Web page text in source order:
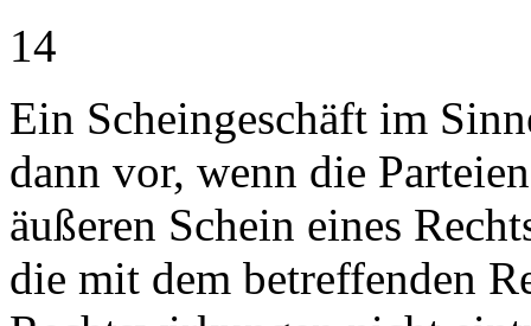
14
Ein Scheingeschäft im
dann vor, wenn die
äußeren Schein eines
die mit dem betreffenden